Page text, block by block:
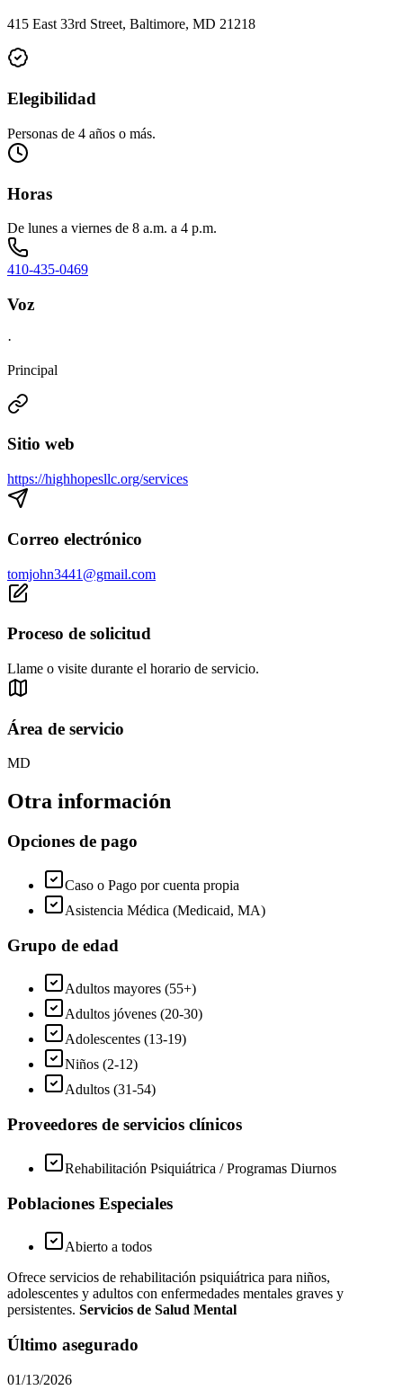
415 East 33rd Street, Baltimore, MD 21218
Elegibilidad
Personas de 4 años o más.
Horas
De lunes a viernes de 8 a.m. a 4 p.m.
410-435-0469
Voz
·
Principal
Sitio web
https://highhopesllc.org/services
Correo electrónico
tomjohn3441@gmail.com
Proceso de solicitud
Llame o visite durante el horario de servicio.
Área de servicio
MD
Otra información
Opciones de pago
Caso o Pago por cuenta propia
Asistencia Médica (Medicaid, MA)
Grupo de edad
Adultos mayores (55+)
Adultos jóvenes (20-30)
Adolescentes (13-19)
Niños (2-12)
Adultos (31-54)
Proveedores de servicios clínicos
Rehabilitación Psiquiátrica / Programas Diurnos
Poblaciones Especiales
Abierto a todos
Ofrece servicios de rehabilitación psiquiátrica para niños,
adolescentes y adultos con enfermedades mentales graves y
persistentes. Servicios de Salud Mental
Último asegurado
01/13/2026